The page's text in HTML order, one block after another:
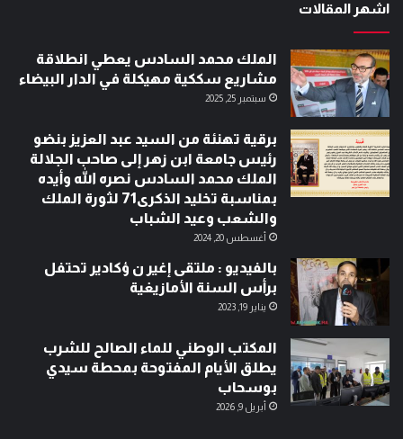
اشهر المقالات
الملك محمد السادس يعطي انطلاقة
مشاريع سككية مهيكلة في الدار البيضاء
سبتمبر 25, 2025
برقية تهنئة من السيد عبد العزيز بنضو
رئيس جامعة ابن زهر إلى صاحب الجلالة
الملك محمد السادس نصره الله وأيده
بمناسبة تخليد الذكرى71 لثورة الملك
والشعب وعيد الشباب
أغسطس 20, 2024
بالفيديو : ملتقى إغير ن ؤكادير تحتفل
برأس السنة الأمازيغية
يناير 19, 2023
المكتب الوطني للماء الصالح للشرب
يطلق الأيام المفتوحة بمحطة سيدي
بوسحاب
أبريل 9, 2026